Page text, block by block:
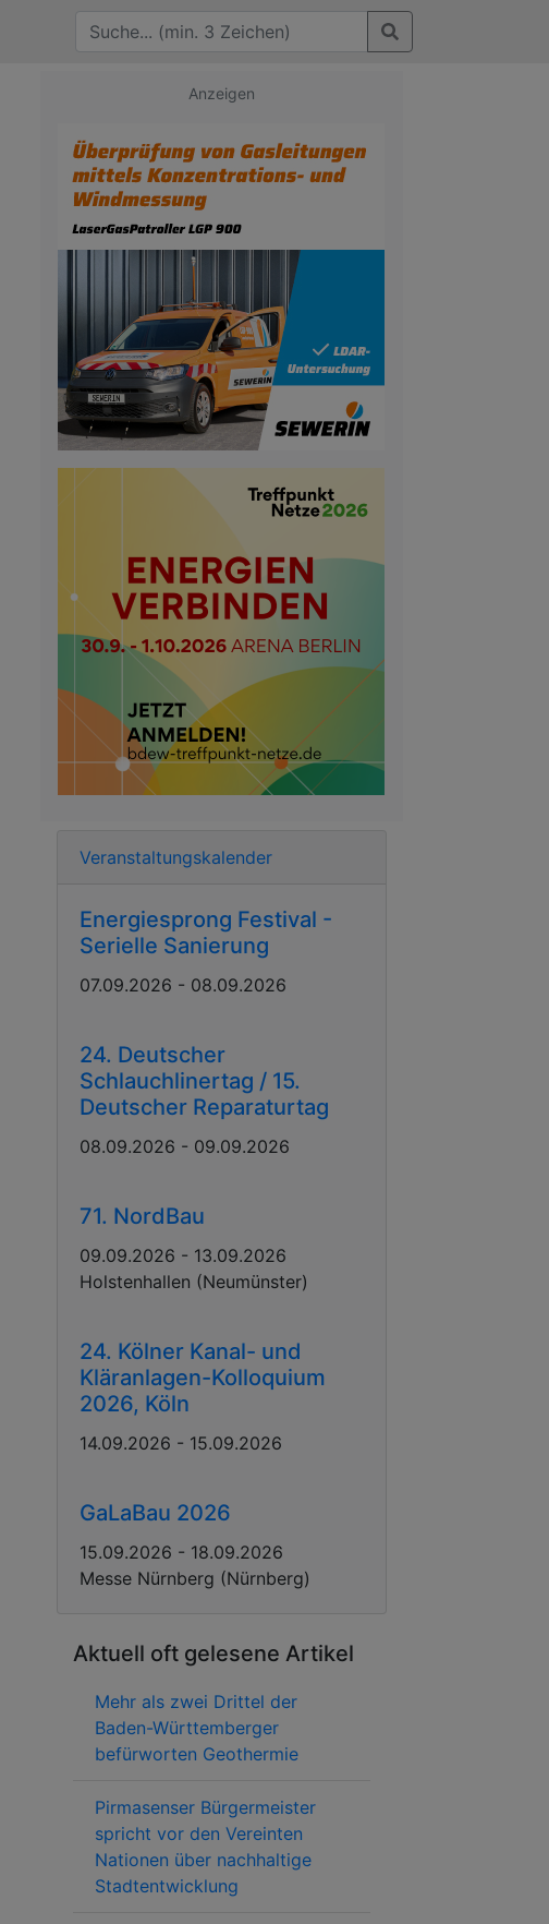
Anzeigen
Veranstaltungskalender
Energiesprong Festival -
Serielle Sanierung
07.09.2026 - 08.09.2026
24. Deutscher
Schlauchlinertag / 15.
Deutscher Reparaturtag
08.09.2026 - 09.09.2026
71. NordBau
09.09.2026 - 13.09.2026
Holstenhallen (Neumünster)
24. Kölner Kanal- und
Kläranlagen-Kolloquium
2026, Köln
14.09.2026 - 15.09.2026
GaLaBau 2026
15.09.2026 - 18.09.2026
Messe Nürnberg (Nürnberg)
Aktuell oft gelesene Artikel
Mehr als zwei Drittel der
Baden-Württemberger
befürworten Geothermie
Pirmasenser Bürgermeister
spricht vor den Vereinten
Nationen über nachhaltige
Stadtentwicklung